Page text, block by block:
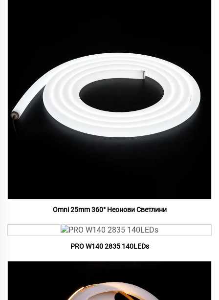
Omni 25mm 360° Неонови Светлини
PRO W140 2835 140LEDs